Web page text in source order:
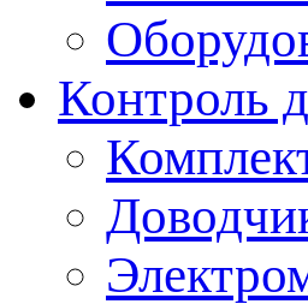
Контроль